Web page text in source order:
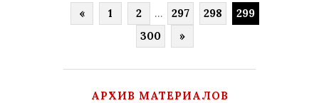
« 1 2 ... 297 298
299
300
»
АРХИВ МАТЕРИАЛОВ